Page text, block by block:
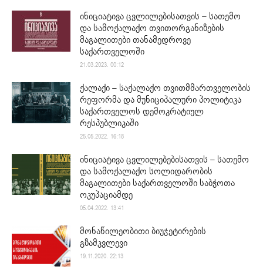
ინიციატივა ცვლილებისათვის – სათემო
და სამოქალაქო თვითორგანიზების
მაგალითები თანამედროვე
საქართველოში
21.03.2023. 00:12
ქალაქი – საქალაქო თვითმმართველობის
რეფორმა და მუნიციპალური პოლიტიკა
საქართველოს დემოკრატიულ
რესპუბლიკაში
25.05.2022. 16:18
ინიციატივა ცვლილებებისათვის – სათემო
და სამოქალაქო სოლიდარობის
მაგალითები საქართველოში საბჭოთა
ოკუპაციამდე
05.04.2022. 13:41
მონაწილეობითი ბიუჯეტირების
გზამკვლევი
19.11.2020. 22:13